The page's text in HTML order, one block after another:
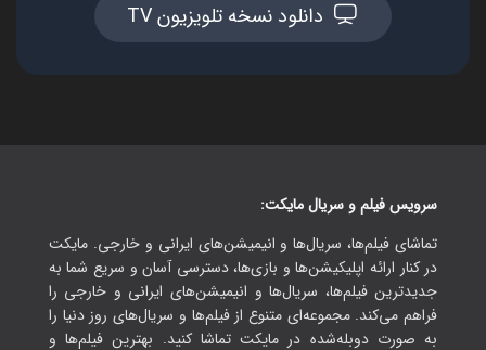
دانلود نسخه تلویزیون TV
سرویس فیلم و سریال مایکت:
تماشای فیلم‌ها، سریال‌ها و انیمیشن‌های ایرانی و خارجی. مایکت
در کنار ارائه اپلیکیشن‌ها و بازی‌ها، دسترسی آسان و سریع شما به
جدیدترین فیلم‌ها، سریال‌ها و انیمیشن‌های ایرانی و خارجی را
فراهم می‌کند. مجموعه‌ای متنوع از فیلم‌ها و سریال‌های روز دنیا را
به صورت دوبله‌شده در مایکت تماشا کنید. بهترین فیلم‌ها و